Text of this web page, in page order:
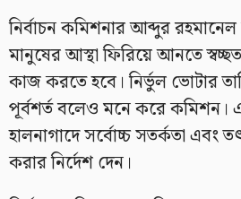
নির্বাচন কমিশনার আব্দুর
মানুষের আস্থা ফিরিয়ে আনতে
কাজ করতে হবে। নির্ভুল ভোটার
পূর্বশর্ত বলেও মনে করে কমিশন।
হালনাগাদে সর্বোচ্চ সতর্কতা এবং
করার নির্দেশ দেন।